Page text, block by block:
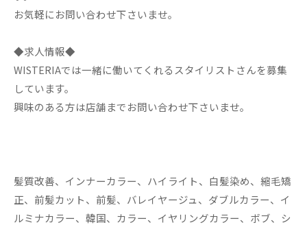
お気軽にお問い合わせ下さいませ。
◆求人情報◆
WISTERIAでは一緒に働いてくれるスタイリストさんを募集
しています。
興味のある方は店舗までお問い合わせ下さいませ。
髪質改善、インナーカラー、ハイライト、白髪染め、縮毛矯
正、前髪カット、前髪、バレイヤージュ、ダブルカラー、イ
ルミナカラー、韓国、カラー、イヤリングカラー、ボブ、シ